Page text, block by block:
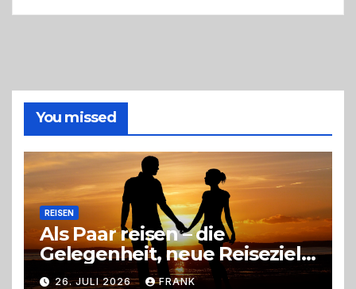
richtige
Entscheidung
You missed
REISEN
Als Paar reisen – die
Gelegenheit, neue Reiseziele
zu entdecken
26. JULI 2026 FRANK